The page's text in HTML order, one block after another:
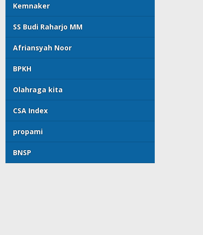
Kemnaker
SS Budi Raharjo MM
Afriansyah Noor
BPKH
Olahraga kita
CSA Index
propami
BNSP